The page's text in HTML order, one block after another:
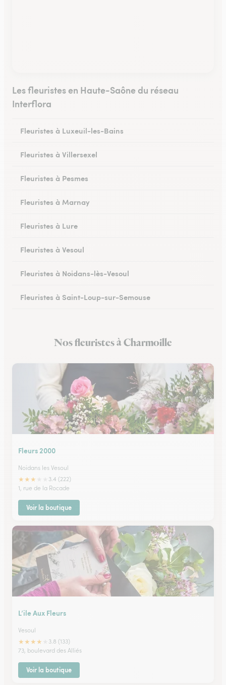
Les fleuristes en Haute-Saône du réseau
Interflora
Fleuristes à Luxeuil-les-Bains
Fleuristes à Villersexel
Fleuristes à Pesmes
Fleuristes à Marnay
Fleuristes à Lure
Fleuristes à Vesoul
Fleuristes à Noidans-lès-Vesoul
Fleuristes à Saint-Loup-sur-Semouse
Fleuristes à Scey-sur-Saône-et-Saint-Albin
Nos fleuristes à Charmoille
Fleurs 2000
Noidans les Vesoul
★★★
3.4 (222)
1, rue de la Rocade
Voir la boutique
L’ile Aux Fleurs
Vesoul
★★★★
3.8 (133)
73, boulevard des Alliés
Voir la boutique